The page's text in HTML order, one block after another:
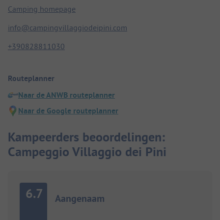
Camping homepage
info@campingvillaggiodeipini.com
+390828811030
Routeplanner
Naar de ANWB routeplanner
Naar de Google routeplanner
Kampeerders beoordelingen:
Campeggio Villaggio dei Pini
6.7 Aangenaam